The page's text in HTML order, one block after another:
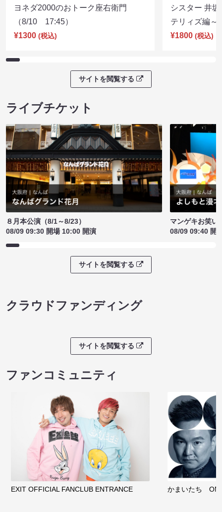
ヨネダ2000のおトーク座右衛門
（8/10 17:45）
¥1300 (税込)
シスター 井
テリィズ編
¥1800 (税込)
サイトを閲覧する
ライブチケット
８月本公演（8/1～8/23）
08/09 09:30 開場 10:00 開演
マンゲキお笑い
08/09 09:40 開
サイトを閲覧する
クラウドファンディング
サイトを閲覧する
ファンコミュニティ
EXIT OFFICIAL FANCLUB ENTRANCE かまいたち